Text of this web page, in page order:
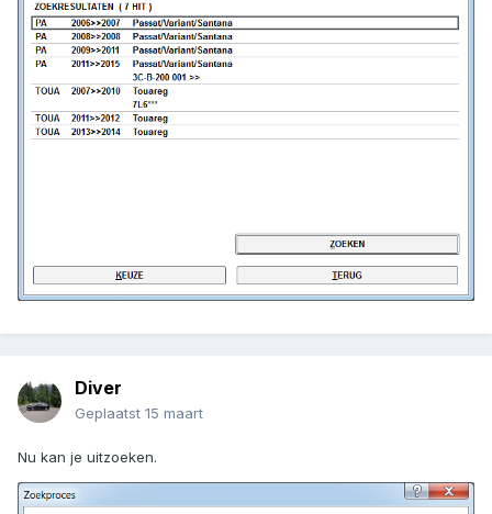
Diver
Geplaatst 15 maart
Nu kan je uitzoeken.